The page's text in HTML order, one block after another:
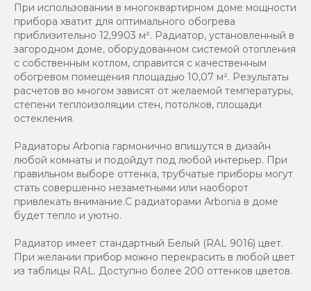
При использовании в многоквартирном доме мощности
прибора хватит для оптимального обогрева
приблизительно 12,9903 м². Радиатор, установленный в
загородном доме, оборудованном системой отопления
с собственным котлом, справится с качественным
обогревом помещения площадью 10,07 м². Результаты
расчетов во многом зависят от желаемой температуры,
степени теплоизоляции стен, потолков, площади
остекления.
Радиаторы Arbonia гармонично впишутся в дизайн
любой комнаты и подойдут под любой интерьер. При
правильном выборе оттенка, трубчатые приборы могут
стать совершенно незаметными или наоборот
привлекать внимание.С радиаторами Аrbonia в доме
будет тепло и уютно.
Радиатор имеет стандартный Белый (RAL 9016) цвет.
При желании прибор можно перекрасить в любой цвет
из таблицы RAL. Доступно более 200 оттенков цветов.